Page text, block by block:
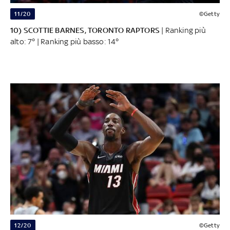
11/20 ©Getty
10) SCOTTIE BARNES, TORONTO RAPTORS | Ranking più
alto: 7° | Ranking più basso: 14°
12/20 ©Getty